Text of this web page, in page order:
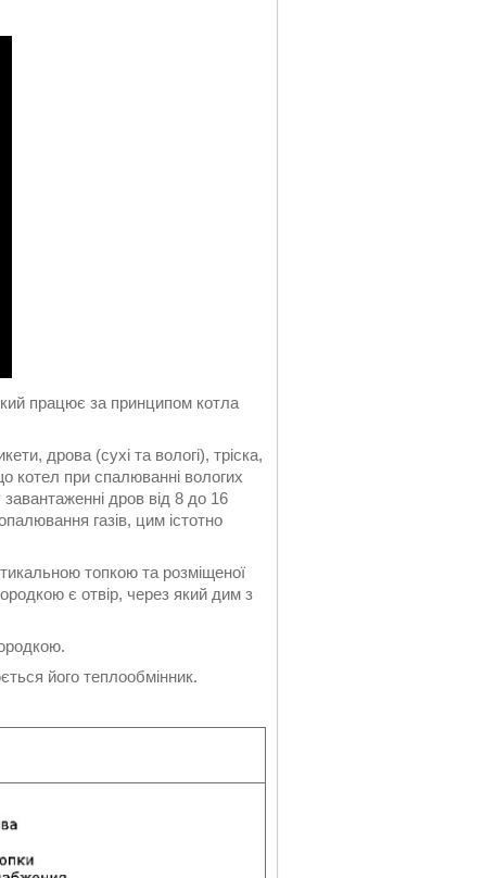
працює за принципом котла
дрова (сухі та вологі), тріска,
котел при спалюванні вологих
дров від 8 до 16
газів, цим істотно
топкою та розміщеної
є отвір, через який дим з
його теплообмінник.